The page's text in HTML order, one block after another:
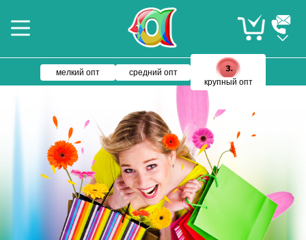
мелкий опт
средний опт
крупный опт